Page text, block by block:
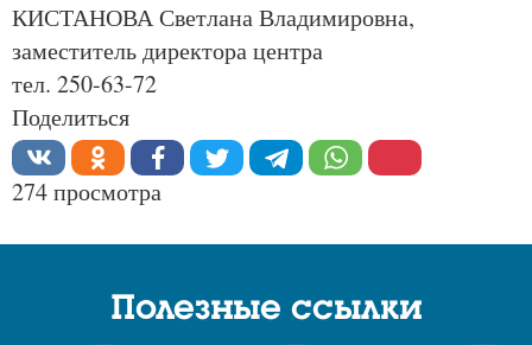
КИСТАНОВА Светлана Владимировна,
заместитель директора центра
тел. 250-63-72
Поделиться
274 просмотра
Полезные ссылки